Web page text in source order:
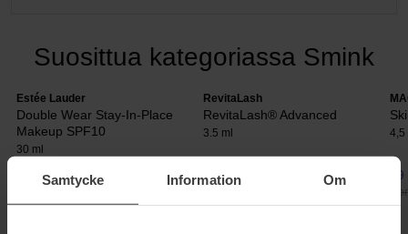
Samtycke Information Om
Suosittua kategoriassa Smink
Estée Lauder
Double Wear Stay-In-Place
Makeup SPF10
30 ml
RevitaLash
RevitaLash® Advanced
3.5 ml
134 €
4,5